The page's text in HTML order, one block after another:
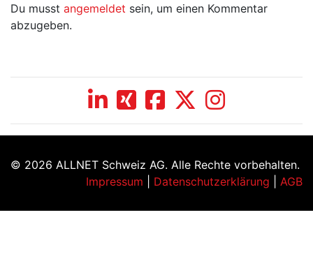
Du musst angemeldet sein, um einen Kommentar
abzugeben.
© 2026 ALLNET Schweiz AG. Alle Rechte vorbehalten.
Impressum
Datenschutzerklärung AGB